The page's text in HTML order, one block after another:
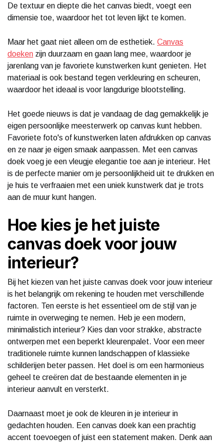
De textuur en diepte die het canvas biedt, voegt een
dimensie toe, waardoor het tot leven lijkt te komen.
Maar het gaat niet alleen om de esthetiek. Canvas
doeken zijn duurzaam en gaan lang mee, waardoor je
jarenlang van je favoriete kunstwerken kunt genieten. Het
materiaal is ook bestand tegen verkleuring en scheuren,
waardoor het ideaal is voor langdurige blootstelling.
Het goede nieuws is dat je vandaag de dag gemakkelijk je
eigen persoonlijke meesterwerk op canvas kunt hebben.
Favoriete foto's of kunstwerken laten afdrukken op canvas
en ze naar je eigen smaak aanpassen. Met een canvas
doek voeg je een vleugje elegantie toe aan je interieur. Het
is de perfecte manier om je persoonlijkheid uit te drukken en
je huis te verfraaien met een uniek kunstwerk dat je trots
aan de muur kunt hangen.
Hoe kies je het juiste
canvas doek voor jouw
interieur?
Bij het kiezen van het juiste canvas doek voor jouw interieur
is het belangrijk om rekening te houden met verschillende
factoren. Ten eerste is het essentieel om de stijl van je
ruimte in overweging te nemen. Heb je een modern,
minimalistich interieur? Kies dan voor strakke, abstracte
ontwerpen met een beperkt kleurenpalet. Voor een meer
traditionele ruimte kunnen landschappen of klassieke
schilderijen beter passen. Het doel is om een harmonieus
geheel te creëren dat de bestaande elementen in je
interieur aanvult en versterkt.
Daarnaast moet je ook de kleuren in je interieur in
gedachten houden. Een canvas doek kan een prachtig
accent toevoegen of juist een statement maken. Denk aan